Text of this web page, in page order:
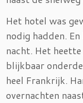
Het hotel was
nodig hadden.
nacht. Het heette
blijkbaar
heel Frankrijk.
overnachten